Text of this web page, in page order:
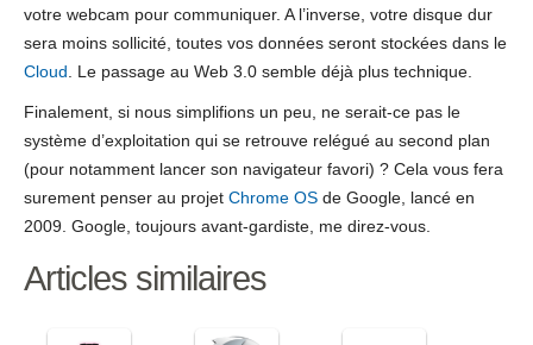
votre webcam pour communiquer. A l’inverse, votre disque dur
sera moins sollicité, toutes vos données seront stockées dans le
Cloud . Le passage au Web 3.0 semble déjà plus technique.
Finalement, si nous simplifions un peu, ne serait-ce pas le
système d’exploitation qui se retrouve relégué au second plan
(pour notamment lancer son navigateur favori) ? Cela vous fera
surement penser au projet Chrome OS de Google, lancé en
2009. Google, toujours avant-gardiste, me direz-vous.
Articles similaires